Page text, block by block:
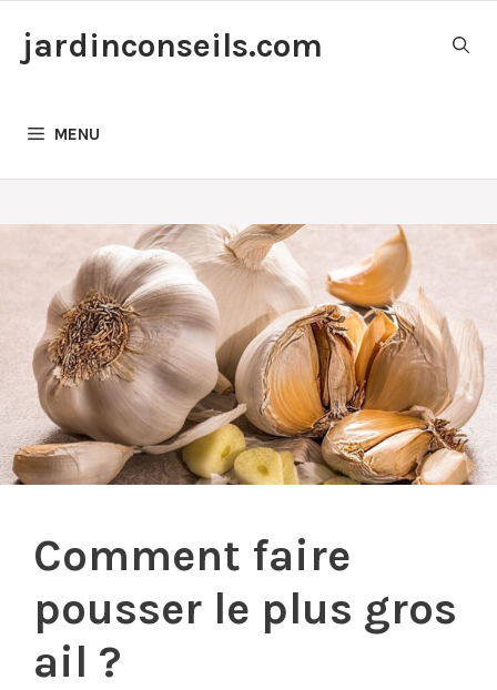
jardinconseils.com
MENU
Comment faire
pousser le plus gros
ail ?